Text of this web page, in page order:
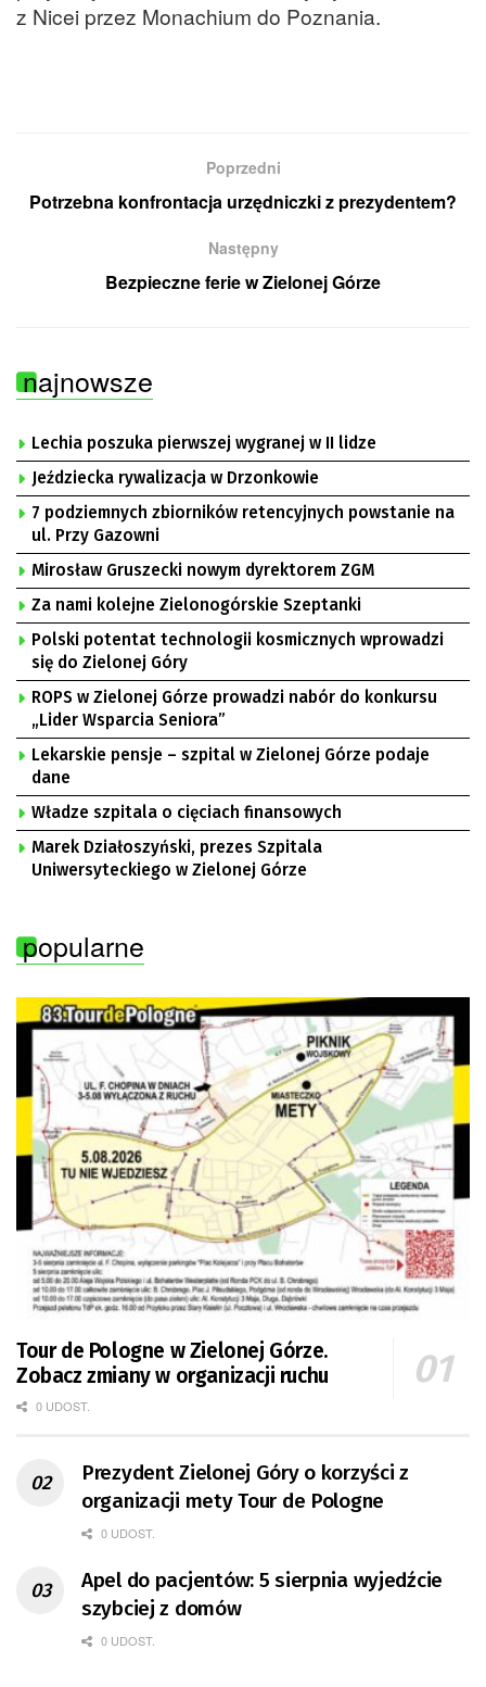
z Nicei przez Monachium do Poznania.
Poprzedni
Potrzebna konfrontacja urzędniczki z prezydentem?
Następny
Bezpieczne ferie w Zielonej Górze
najnowsze
Lechia poszuka pierwszej wygranej w II lidze
Jeździecka rywalizacja w Drzonkowie
7 podziemnych zbiorników retencyjnych powstanie na
ul. Przy Gazowni
Mirosław Gruszecki nowym dyrektorem ZGM
Za nami kolejne Zielonogórskie Szeptanki
Polski potentat technologii kosmicznych wprowadzi
się do Zielonej Góry
ROPS w Zielonej Górze prowadzi nabór do konkursu
„Lider Wsparcia Seniora”
Lekarskie pensje – szpital w Zielonej Górze podaje
dane
Władze szpitala o cięciach finansowych
Marek Działoszyński, prezes Szpitala
Uniwersyteckiego w Zielonej Górze
popularne
Tour de Pologne w Zielonej Górze.
Zobacz zmiany w organizacji ruchu
0 UDOST.
Prezydent Zielonej Góry o korzyści z
organizacji mety Tour de Pologne
0 UDOST.
Apel do pacjentów: 5 sierpnia wyjedźcie
szybciej z domów
0 UDOST.